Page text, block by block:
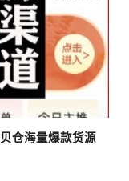
仓海量爆款货源